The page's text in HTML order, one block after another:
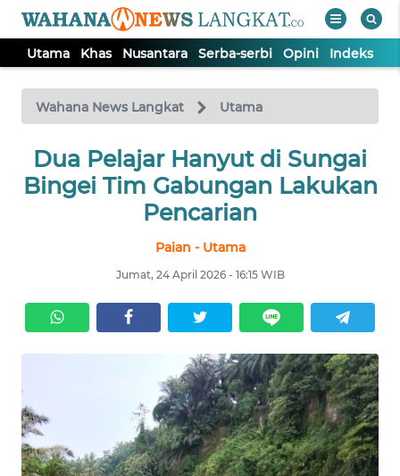
Utama Khas Nusantara Serba-serbi Opini Indeks
Wahana News Langkat Utama
Dua Pelajar Hanyut di Sungai
Bingei Tim Gabungan Lakukan
Pencarian
Paian - Utama
Jumat, 24 April 2026 - 16:15 WIB
TV
Tutup
UTAMA
SERBA-
SERBI
Informasi
INDEKS